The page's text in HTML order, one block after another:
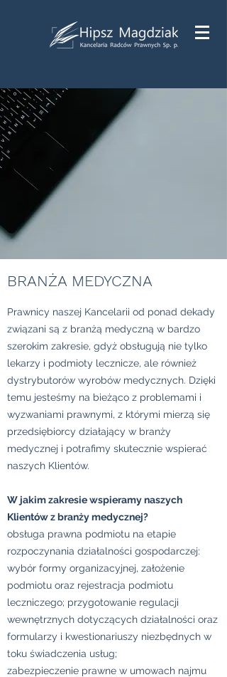
BRANŻA MEDYCZNA
Prawnicy naszej Kancelarii od ponad dekady
związani są z branżą medyczną w bardzo
szerokim zakresie, gdyż obsługują nie tylko
lekarzy i podmioty lecznicze, ale również
dystrybutorów wyrobów medycznych. Dzięki
temu jesteśmy na bieżąco z problemami i
wyzwaniami prawnymi, z którymi mierzą się
przedsiębiorcy działający w branży
medycznej i potrafimy skutecznie wspierać
naszych Klientów.
W jakim zakresie wspieramy naszych
Klientów z branży medycznej?
obsługa prawna podmiotu na etapie
rozpoczynania działalności gospodarczej:
wybór formy organizacyjnej, założenie
podmiotu oraz rejestracja podmiotu
leczniczego; przygotowanie regulacji
wewnętrznych dotyczących działalności oraz
formularzy i kwestionariuszy niezbędnych w
toku świadczenia usług;
zabezpieczenie prawne w umowach najmu